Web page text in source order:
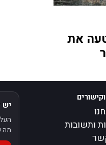
התנכ"י: בת 24 קטעה את
ותשובות
יש
מה